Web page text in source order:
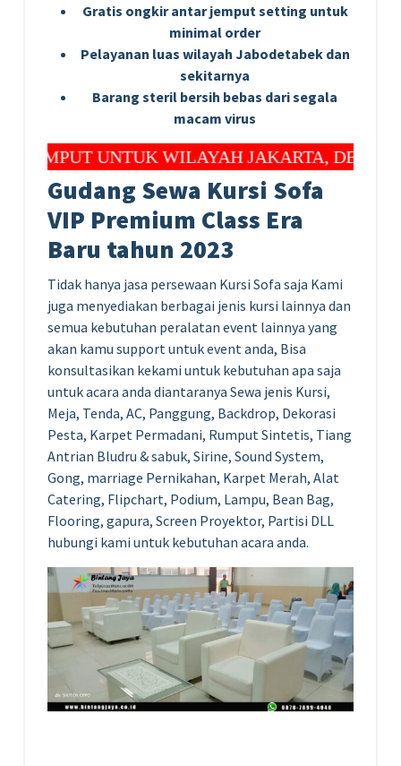
Gratis ongkir antar jemput setting untuk
minimal order
Pelayanan luas wilayah Jabodetabek dan
sekitarnya
Barang steril bersih bebas dari segala
macam virus
UNTUK WILAYAH JAKARTA, DEPOK DAN
Gudang Sewa Kursi Sofa
VIP Premium Class Era
Baru tahun 2023
Tidak hanya jasa persewaan Kursi Sofa saja Kami
juga menyediakan berbagai jenis kursi lainnya dan
semua kebutuhan peralatan event lainnya yang
akan kamu support untuk event anda, Bisa
konsultasikan kekami untuk kebutuhan apa saja
untuk acara anda diantaranya Sewa jenis Kursi,
Meja, Tenda, AC, Panggung, Backdrop, Dekorasi
Pesta, Karpet Permadani, Rumput Sintetis, Tiang
Antrian Bludru & sabuk, Sirine, Sound System,
Gong, marriage Pernikahan, Karpet Merah, Alat
Catering, Flipchart, Podium, Lampu, Bean Bag,
Flooring, gapura, Screen Proyektor, Partisi DLL
hubungi kami untuk kebutuhan acara anda.